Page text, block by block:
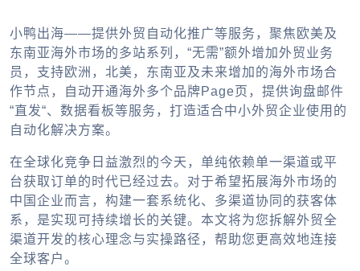
小鸭出海——提供外贸自动化推广等服务，聚焦欧美及
东南亚海外市场的多站系列，“无需”额外增加外贸业务
员，支持欧洲，北美，东南亚及未来增加的海外市场合
作节点，自动开通海外多个品牌Page页，提供询盘邮件
“直发“、数据看板等服务，打造适合中小外贸企业使用的
自动化解决方案。
在全球化竞争日益激烈的今天，单纯依赖单一渠道或平
台获取订单的时代已经过去。对于希望拓展海外市场的
中国企业而言，构建一套系统化、多渠道协同的获客体
系，是实现可持续增长的关键。本文将为您拆解外贸全
渠道开发的核心理念与实操路径，帮助您更高效地连接
全球客户。